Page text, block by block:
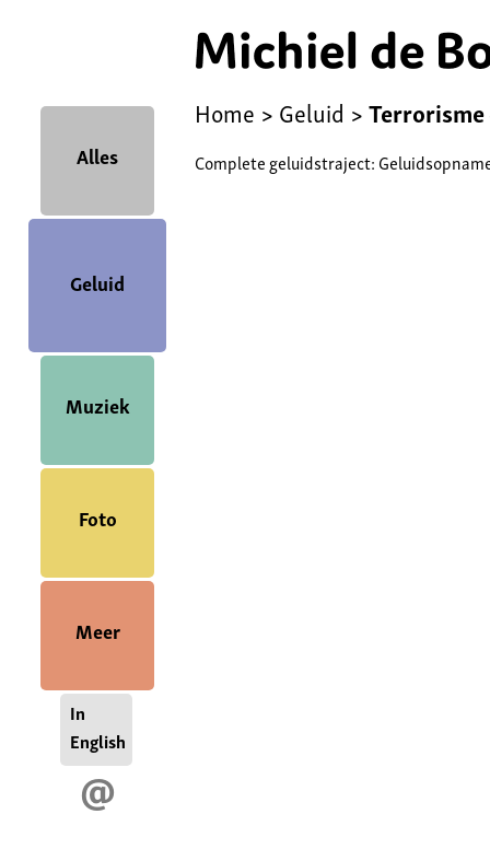
Alles
Geluid
Muziek
Foto
Meer
In
English
@
Home >Geluid >Terrorisme
Complete geluidstraject: